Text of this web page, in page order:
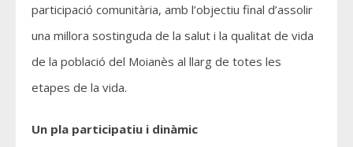
participació comunitària, amb l’objectiu final d’assolir
una millora sostinguda de la salut i la qualitat de vida
de la població del Moianès al llarg de totes les
etapes de la vida.
Un pla participatiu i dinàmic